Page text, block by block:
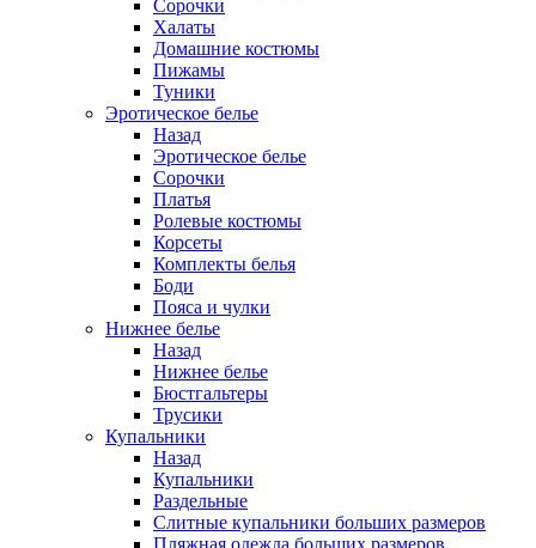
Сорочки
Халаты
Домашние костюмы
Пижамы
Туники
Эротическое белье
Назад
Эротическое белье
Сорочки
Платья
Ролевые костюмы
Корсеты
Комплекты белья
Боди
Пояса и чулки
Нижнее белье
Назад
Нижнее белье
Бюстгальтеры
Трусики
Купальники
Назад
Купальники
Раздельные
Слитные купальники больших размеров
Пляжная одежда больших размеров